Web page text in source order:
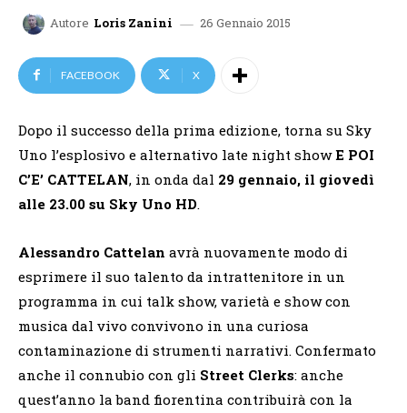
Autore Loris Zanini 26 Gennaio 2015
FACEBOOK X
Dopo il successo della prima edizione, torna su Sky
Uno l’esplosivo e alternativo late night showE POI
C’E’ CATTELAN, in onda dal 29 gennaio, il giovedì
alle 23.00 su Sky Uno HD.
Alessandro Cattelan avrà nuovamente modo di
esprimere il suo talento da intrattenitore in un
programma in cui talk show, varietà e show con
musica dal vivo convivono in una curiosa
contaminazione di strumenti narrativi. Confermato
anche il connubio con gli Street Clerks: anche
quest’anno la band fiorentina contribuirà con la